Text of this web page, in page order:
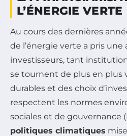
L’ÉNERGIE VERTE
Au cours des dernières
de l’énergie verte a pris
investisseurs, tant
se tournent de plus en plus
durables et des choix
respectent les normes
sociales et de gouvernance
politiques climatiques